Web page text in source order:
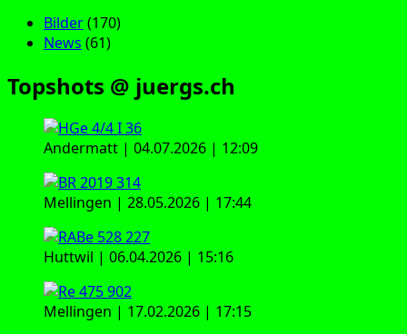
Bilder(170)
News (61)
Topshots @ juergs.ch
Andermatt | 04.07.2026 | 12:09
Mellingen | 28.05.2026 | 17:44
Huttwil | 06.04.2026 | 15:16
Mellingen | 17.02.2026 | 17:15